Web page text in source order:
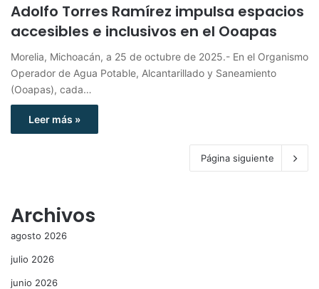
Adolfo Torres Ramírez impulsa espacios
accesibles e inclusivos en el Ooapas
Morelia, Michoacán, a 25 de octubre de 2025.- En el Organismo
Operador de Agua Potable, Alcantarillado y Saneamiento
(Ooapas), cada…
Leer más »
Página siguiente
Archivos
agosto 2026
julio 2026
junio 2026